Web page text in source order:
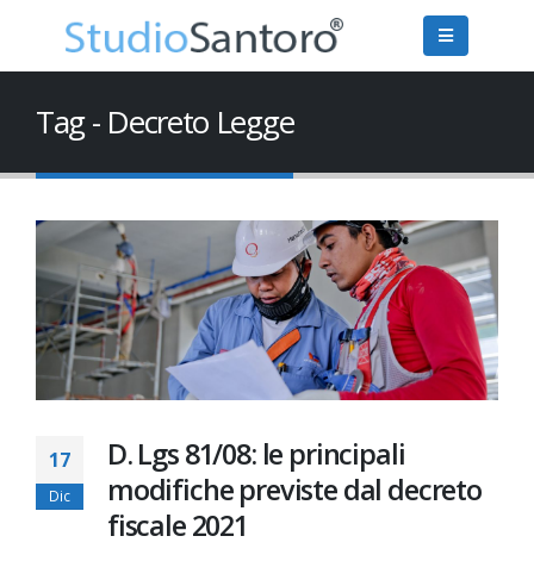
Tag - Decreto Legge
17
Dic
D. Lgs 81/08: le principali
modifiche previste dal decreto
fiscale 2021